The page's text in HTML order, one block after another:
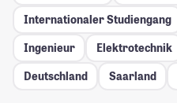
Internationaler Studiengang
Ingenieur
Elektrotechnik
Deutschland
Saarland